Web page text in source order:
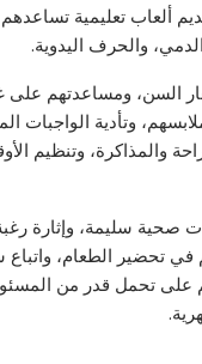
ألعاب تعليمية
والحرف اليدوية.
السن، ومساعدتهم على
وتأدية الواجبات
والمذاكرة، وتنظيم
صحية سليمة، وإثارة
في تحضير الطعام، واتباع
على تحمل قدر من